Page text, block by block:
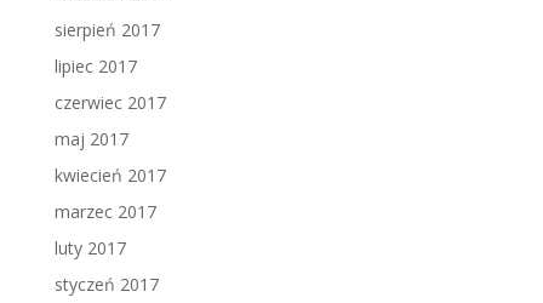
sierpień 2017
lipiec 2017
czerwiec 2017
maj 2017
kwiecień 2017
marzec 2017
luty 2017
styczeń 2017